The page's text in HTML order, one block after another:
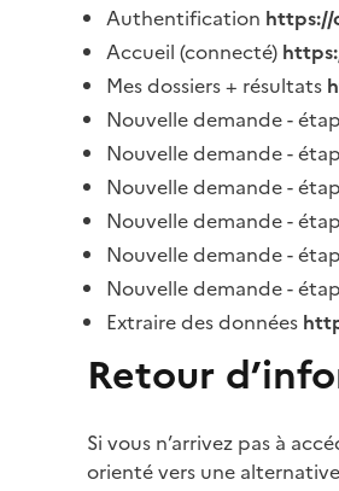
Authentification https://
Accueil (connecté)
Mes dossiers + résultats
Nouvelle demande -
Nouvelle demande -
Nouvelle demande -
Nouvelle demande -
Nouvelle demande -
Nouvelle demande -
Extraire des données
Retour
Si vous n’arrivez pas à
orienté vers une